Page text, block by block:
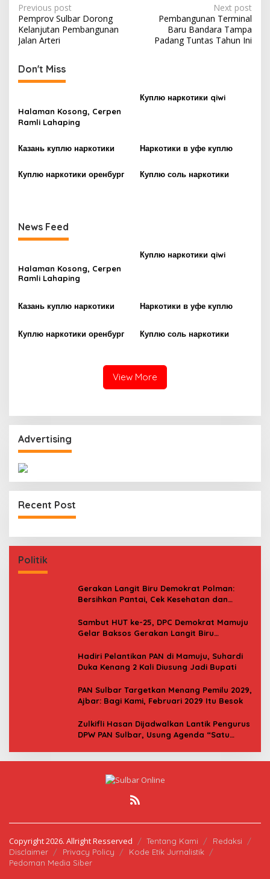
P
o
s
t
n
v
i
g
t
n
Previous post
Pemprov Sulbar Dorong
Kelanjutan Pembangunan
Jalan Arteri
Next post
Pembangunan Terminal
Baru Bandara Tampa
Padang Tuntas Tahun Ini
Don't Miss
Halaman Kosong, Cerpen
Ramli Lahaping
Куплю наркотики qiwi
Казань куплю наркотики Наркотики в уфе куплю
Куплю наркотики оренбург Куплю соль наркотики
News Feed
Halaman Kosong, Cerpen
Ramli Lahaping
Куплю наркотики qiwi
Казань куплю наркотики Наркотики в уфе куплю
Куплю наркотики оренбург Куплю соль наркотики
View More
Advertising
Recent Post
Politik
Gerakan Langit Biru Demokrat Polman:
Bersihkan Pantai, Cek Kesehatan dan
Sambut HUT ke-25, DPC Demokrat Mamuju
Gelar Baksos Gerakan Langit Biru
Hadiri Pelantikan PAN di Mamuju, Suhardi
Duka Kenang 2 Kali Diusung Jadi Bupati
PAN Sulbar Targetkan Menang Pemilu 2029,
Ajbar: Bagi Kami, Februari 2029 Itu Besok
Zulkifli Hasan Dijadwalkan Lantik Pengurus
DPW PAN Sulbar, Usung Agenda “Satu
Copyright 2026. Allright Resserved Tentang Kami
Redaksi
Disclaimer
Privacy Policy
Kode Etik Jurnalistik
Pedoman Media Siber